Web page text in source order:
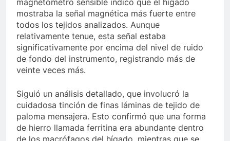
magnetómetro sensible indicó que el hígado
mostraba la señal magnética más fuerte entre
todos los tejidos analizados. Aunque
relativamente tenue, esta señal estaba
significativamente por encima del nivel de ruido
de fondo del instrumento, registrando más de
veinte veces más.
Siguió un análisis detallado, que involucró la
cuidadosa tinción de finas láminas de tejido de
paloma mensajera. Esto confirmó que una forma
de hierro llamada ferritina era abundante dentro